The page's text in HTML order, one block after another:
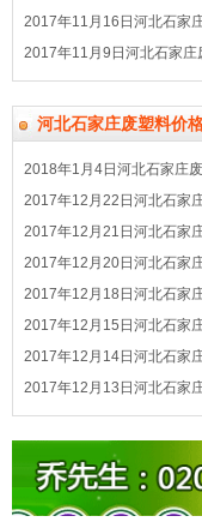
2017年11月16日河北石家
2017年11月9日河北石家庄
河北石家庄废塑料价
2018年1月4日河北石家庄
2017年12月22日河北石家
2017年12月21日河北石家
2017年12月20日河北石家
2017年12月18日河北石家
2017年12月15日河北石家
2017年12月14日河北石家
2017年12月13日河北石家